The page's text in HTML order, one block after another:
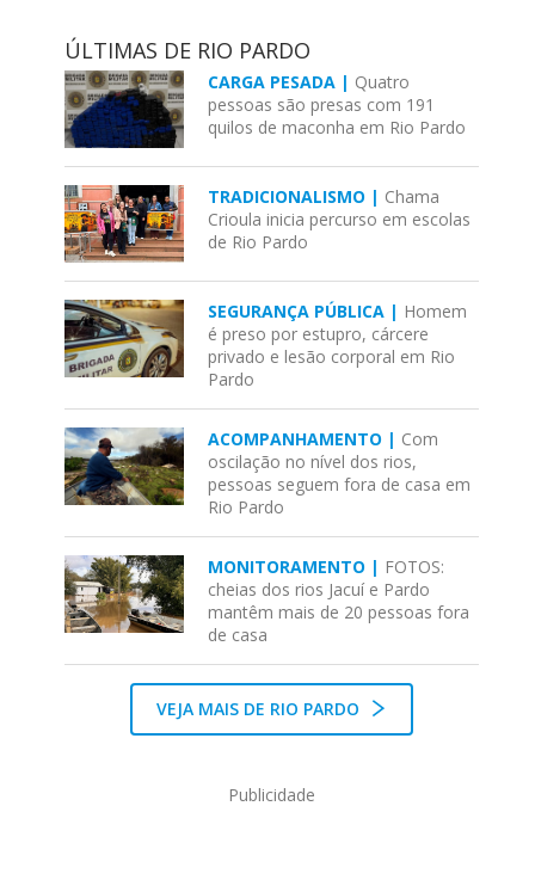
ÚLTIMAS DE RIO PARDO
CARGA PESADA | Quatro
pessoas são presas com 191
quilos de maconha em Rio Pardo
TRADICIONALISMO | Chama
Crioula inicia percurso em escolas
de Rio Pardo
SEGURANÇA PÚBLICA | Homem
é preso por estupro, cárcere
privado e lesão corporal em Rio
Pardo
ACOMPANHAMENTO | Com
oscilação no nível dos rios,
pessoas seguem fora de casa em
Rio Pardo
MONITORAMENTO | FOTOS:
cheias dos rios Jacuí e Pardo
mantêm mais de 20 pessoas fora
de casa
VEJA MAIS DE RIO PARDO
Publicidade